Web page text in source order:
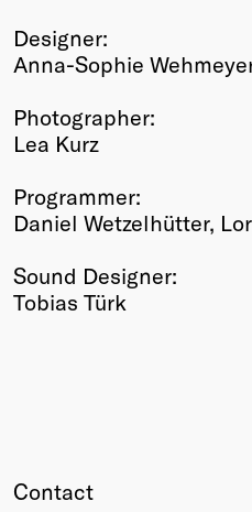
Designer:
Anna-Sophie
Photographer:
Lea Kurz
Programmer:
Daniel Wetzelhütter,
Sound Designer:
Tobias Türk
Contact